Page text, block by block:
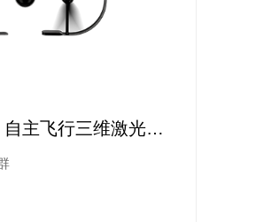
主飞行三维激光扫